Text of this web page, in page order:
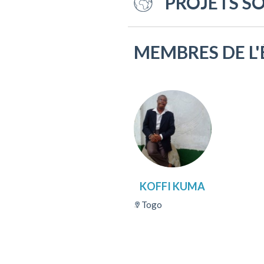
MEMBRES DE
KOFFI KUMA
Togo